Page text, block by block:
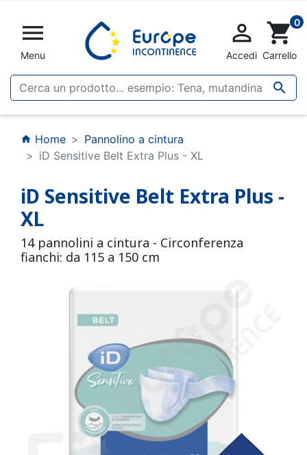

Menu


Accedi
shopping_cart0
Carrello
home Home
Pannolino a cintura
iD Sensitive Belt Extra Plus - XL
iD Sensitive Belt Extra Plus -
XL
14 pannolini a cintura - Circonferenza
fianchi: da 115 a 150 cm